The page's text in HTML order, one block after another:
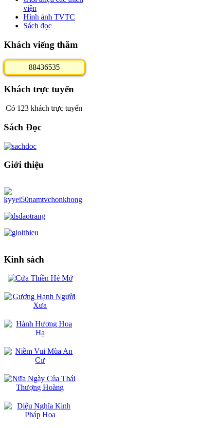
viện
Hình ảnh TVTC
Sách đọc
Khách viếng thăm
88436535
Khách trực tuyến
Có 123 khách trực tuyến
Sách Đọc
Giới thiệu
Kinh sách